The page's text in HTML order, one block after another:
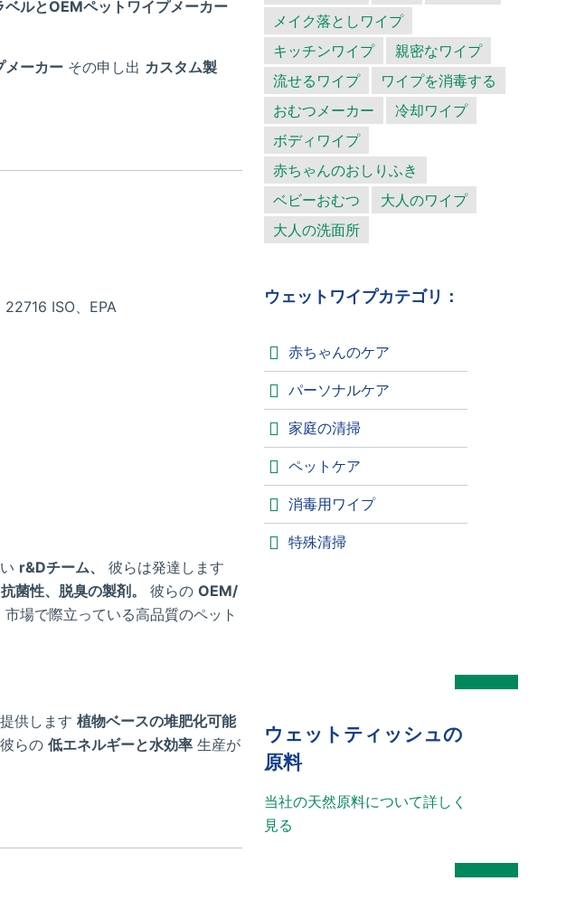
ベルとOEMペットワイプメーカー
メーカー その申し出 カスタム製
22716 ISO、EPA
r&Dチーム、
彼らは発達します
菌性、脱臭の製剤。 彼らの OEM/
場で際立っている高品質のペット
供します 植物ベースの堆肥化可能
らの 低エネルギーと水効率 生産が
メイク落としワイプ
キッチンワイプ
親密なワイプ
流せるワイプ
ワイプを消毒する
おむつメーカー
冷却ワイプ
ボディワイプ
赤ちゃんのおしりふき
ベビーおむつ
大人のワイプ
大人の洗面所
ウェットワイプカテゴリ：
赤ちゃんのケア
パーソナルケア
家庭の清掃
ペットケア
消毒用ワイプ
特殊清掃
ウェットティッシュの
原料
当社の天然原料について詳しく
見る